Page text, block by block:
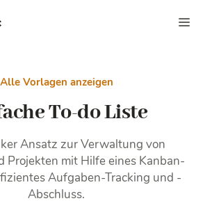
Alle Vorlagen anzeigen
To-do Liste
Ansatz zur Verwaltung von
Projekten mit Hilfe eines Kanban-
Aufgaben-Tracking und -
Abschluss.